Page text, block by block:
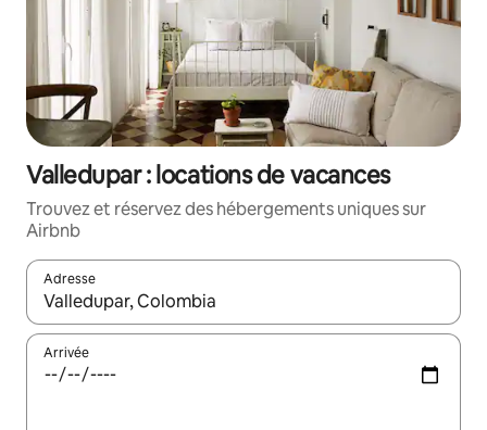
Valledupar : locations de vacances
Trouvez et réservez des hébergements uniques sur
Airbnb
Adresse
Lorsque les résultats s'affichent, utilisez les flèches vers le
Arrivée